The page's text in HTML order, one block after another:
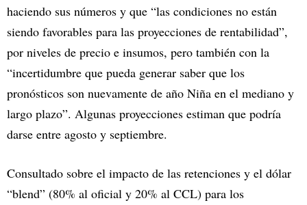
haciendo sus números y que “las condiciones no están
siendo favorables para las proyecciones de rentabilidad”,
por niveles de precio e insumos, pero también con la
“incertidumbre que pueda generar saber que los
pronósticos son nuevamente de año Niña en el mediano y
largo plazo”. Algunas proyecciones estiman que podría
darse entre agosto y septiembre.
Consultado sobre el impacto de las retenciones y el dólar
“blend” (80% al oficial y 20% al CCL) para los